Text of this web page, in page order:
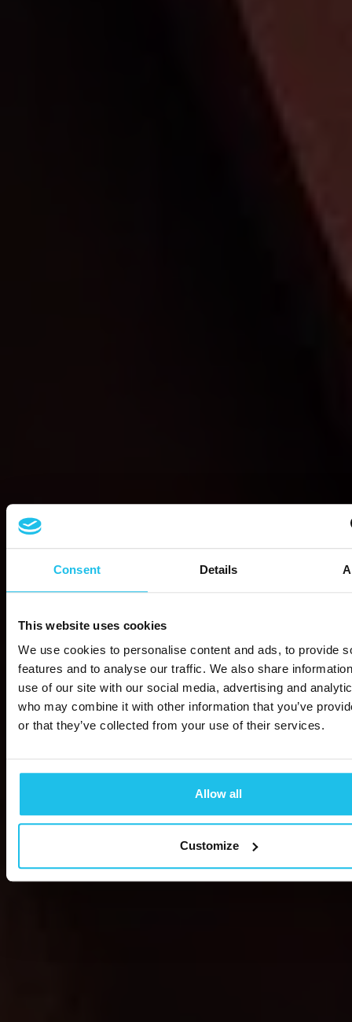
Consent Details
This website uses cookies
We use cookies to personalise content and ads, to provide
features and to analyse our traffic. We also share
use of our site with our social media, advertising and
who may combine it with other information that you’ve
or that they’ve collected from your use of their services.
Allow all
Customize